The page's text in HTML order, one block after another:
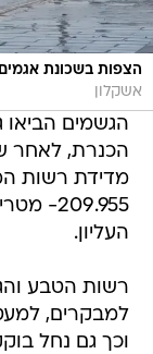
הצפות בשכונת
אשקלון
מדידת רשות
העליון.
רשות הטבע
למבקרים,
וכך גם נחל